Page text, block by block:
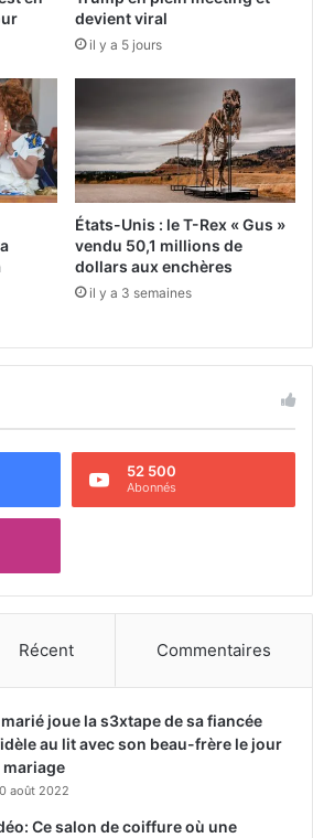
devient viral
il y a 5 jours
États-Unis : le T-Rex « Gus »
vendu 50,1 millions de
dollars aux enchères
il y a 3 semaines
52 500
Abonnés
Récent Commentaires
marié joue la s3xtape de sa fiancée
au lit avec son beau-frère le jour
mariage
août 2022
Ce salon de coiffure où une